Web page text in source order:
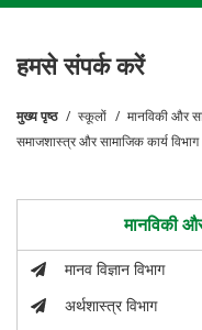
हमसे संपर्क करें
पग
मुख्य पृष्ठ स्कूलों
मानविकी और
समाजशास्त्र और सामाजिक कार्य विभाग
मानविकी
मानव विज्ञान विभाग
अर्थशास्त्र विभाग